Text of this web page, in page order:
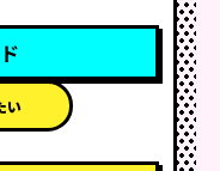
い